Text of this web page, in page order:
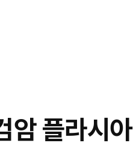
암 플라시